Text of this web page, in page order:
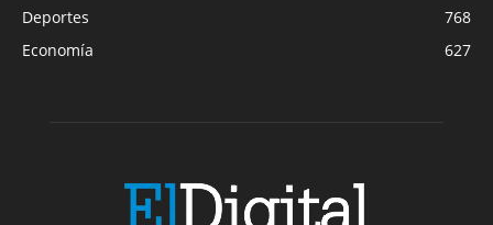
Deportes
768
Economía
627